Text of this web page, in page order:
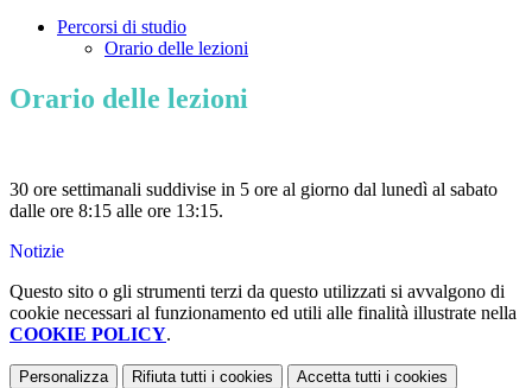
Percorsi di studio
Orario delle lezioni
Orario delle lezioni
30 ore settimanali suddivise in 5 ore al giorno dal lunedì al sabato
dalle ore 8:15 alle ore 13:15.
Notizie
Questo sito o gli strumenti terzi da questo utilizzati si avvalgono di
cookie necessari al funzionamento ed utili alle finalità illustrate nella
COOKIE POLICY.
Personalizza Rifiuta tutti i cookies Accetta tutti i cookies